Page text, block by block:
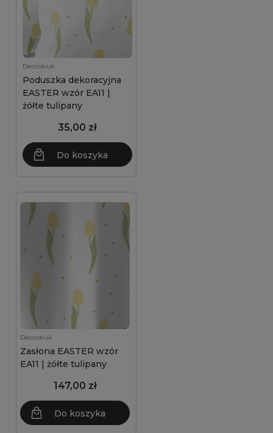
Decordruk
Poduszka dekoracyjna
EASTER wzór EA11 |
żółte tulipany
35,00 zł
Do koszyka
Decordruk
Zasłona EASTER wzór
EA11 | żółte tulipany
147,00 zł
Do koszyka